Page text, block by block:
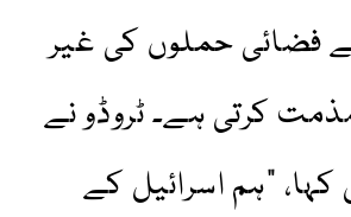
فضائی حملوں کی غیر
کرتی ہے۔ ٹروڈو نے
"ہم اسرائیل کے